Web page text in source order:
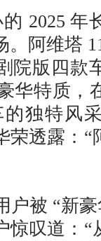
2025 年
阿维塔
院版四款
华特质，
独特风
荣透露：“
户被 “新
惊叹道：“